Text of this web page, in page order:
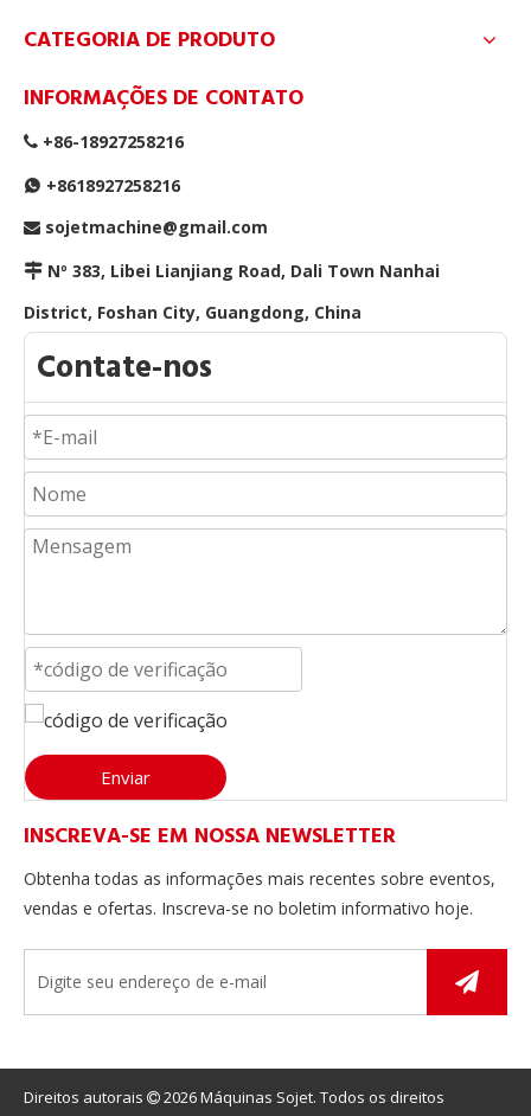
Como escolher um fornecedor confiável de linha de produção automática de travesseiros?
Existem vários fatores-chave que devem ser
A manutenção de uma máquina de enchimento de
CATEGORIA DE PRODUTO
INFORMAÇÕES DE CONTATO
 +86-18927258216
 +8618927258216
 sojetmachine@gmail.com
 Nº 383, Libei Lianjiang Road, Dali Town Nanhai
District, Foshan City, Guangdong, China
Contate-nos
Enviar
INSCREVA-SE EM NOSSA NEWSLETTER
Obtenha todas as informações mais recentes sobre eventos,
vendas e ofertas. Inscreva-se no boletim informativo hoje.
Direitos autorais  2026Máquinas Sojet. Todos os direitos